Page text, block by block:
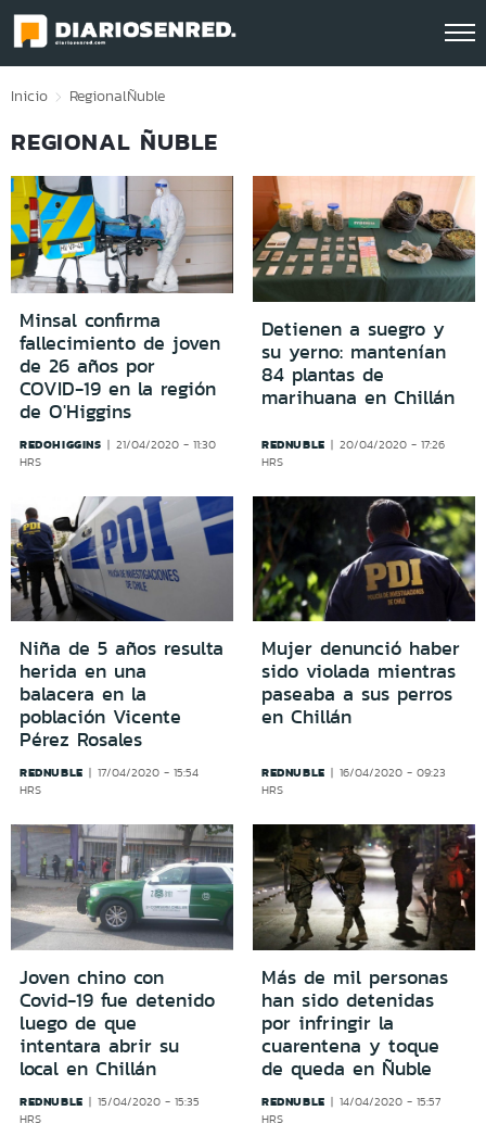
Click acá para ir directamente al contenido
Inicio RegionalÑuble
REGIONAL ÑUBLE
Minsal confirma
fallecimiento de joven
de 26 años por
COVID-19 en la región
de O'Higgins
REDOHIGGINS
21/04/2020 - 11:30
HRS
Detienen a suegro y
su yerno: mantenían
84 plantas de
marihuana en Chillán
REDNUBLE
20/04/2020 - 17:26
HRS
Niña de 5 años resulta
herida en una
balacera en la
población Vicente
Pérez Rosales
REDNUBLE
17/04/2020 - 15:54
HRS
Mujer denunció haber
sido violada mientras
paseaba a sus perros
en Chillán
REDNUBLE
16/04/2020 - 09:23
HRS
Joven chino con
Covid-19 fue detenido
luego de que
intentara abrir su
local en Chillán
REDNUBLE
15/04/2020 - 15:35
HRS
Más de mil personas
han sido detenidas
por infringir la
cuarentena y toque
de queda en Ñuble
REDNUBLE
14/04/2020 - 15:57
HRS